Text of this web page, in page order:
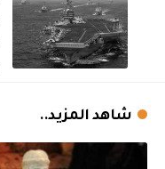
شاهد المزيد..